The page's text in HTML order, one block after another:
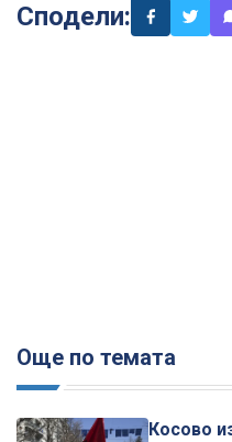
Сподели:
Още по темата
Косово